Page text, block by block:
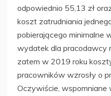
odpowiednio 55,13 zł
koszt zatrudniania
pobierającego minimalne
wydatek dla pracodawcy
zatem w 2019 roku
pracowników wzrosły o
Oczywiście, wspomniane